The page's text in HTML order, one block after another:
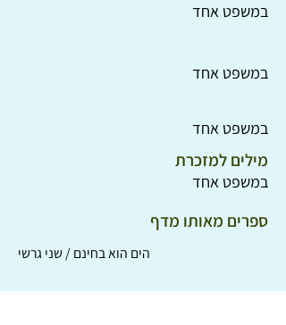
במשפט אחד
במשפט אחד
במשפט אחד
מילים למזכרת
במשפט אחד
ספרים מאותו מדף
הים הוא בחינם / שני גרשי
דרוריות חביבות / סמואיל מרשק ודניאיל חארמס